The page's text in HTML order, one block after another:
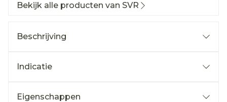
Bekijk alle producten van SVR
Beschrijving
Indicatie
Eigenschappen